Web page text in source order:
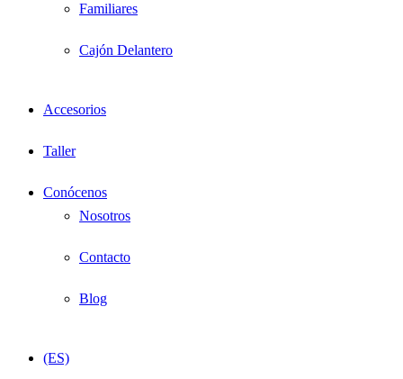
Familiares
Cajón Delantero
Accesorios
Taller
Conócenos
Nosotros
Contacto
Blog
(ES)